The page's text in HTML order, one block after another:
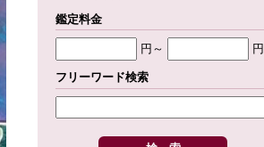
鑑定料金
円～
円
フリーワード検索